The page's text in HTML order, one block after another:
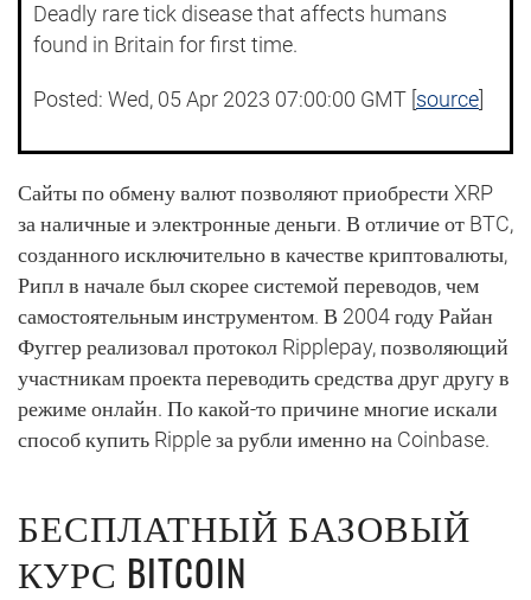
Deadly rare tick disease that affects humans
found in Britain for first time.
Posted: Wed, 05 Apr 2023 07:00:00 GMT [ source
Сайты по обмену валют позволяют приобрести XRP
за наличные и электронные деньги. В отличие от BTC,
созданного исключительно в качестве криптовалюты,
Рипл в начале был скорее системой переводов, чем
самостоятельным инструментом. В 2004 году Райан
Фуггер реализовал протокол Ripplepay, позволяющий
участникам проекта переводить средства друг другу в
режиме онлайн. По какой-то причине многие искали
способ купить Ripple за рубли именно на Coinbase.
БЕСПЛАТНЫЙ БАЗОВЫЙ
КУРС BITCOIN